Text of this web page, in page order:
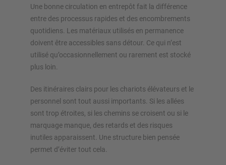
Une bonne circulation en entrepôt fait la différence
entre des processus rapides et des encombrements
quotidiens. Les matériaux utilisés en permanence
doivent être accessibles sans détour. Ce qui n’est
utilisé qu’occasionnellement ou rarement est stocké
plus loin.
Des itinéraires clairs pour les chariots élévateurs et le
personnel sont tout aussi importants. Si les allées
sont trop étroites, si les chemins se croisent ou si le
marquage manque, des retards et des risques
inutiles apparaissent. Une structure bien pensée
permet d’éviter tout cela.